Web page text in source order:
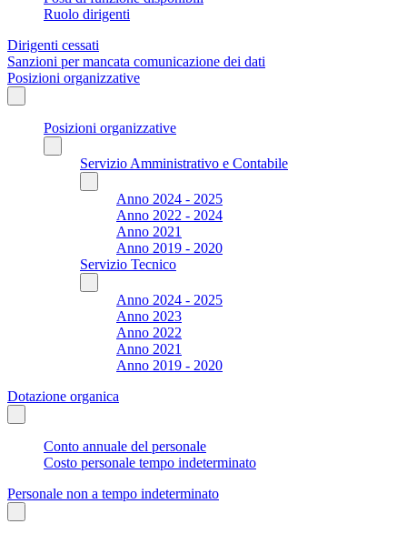
Ruolo dirigenti
Dirigenti cessati
Sanzioni per mancata comunicazione dei dati
Posizioni organizzative
Posizioni organizzative
Servizio Amministrativo e Contabile
Anno 2024 - 2025
Anno 2022 - 2024
Anno 2021
Anno 2019 - 2020
Servizio Tecnico
Anno 2024 - 2025
Anno 2023
Anno 2022
Anno 2021
Anno 2019 - 2020
Dotazione organica
Conto annuale del personale
Costo personale tempo indeterminato
Personale non a tempo indeterminato